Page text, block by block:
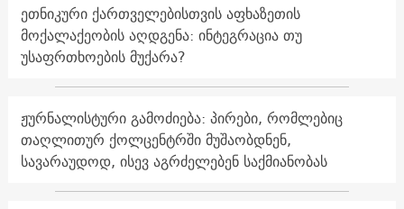
ეთნიკური ქართველებისთვის აფხაზეთის
მოქალაქეობის აღდგენა: ინტეგრაცია თუ
უსაფრთხოების მუქარა?
ჟურნალისტური გამოძიება: პირები, რომლებიც
თაღლითურ ქოლცენტრში მუშაობდნენ,
სავარაუდოდ, ისევ აგრძელებენ საქმიანობას